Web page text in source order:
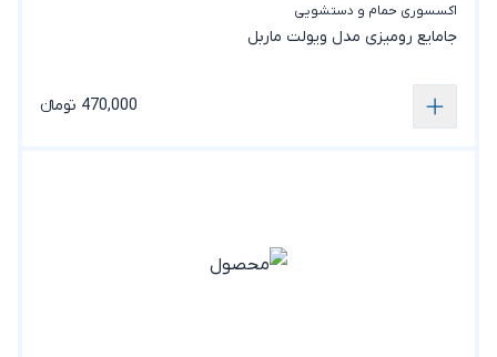
اکسسوری حمام و دستشویی
جامایع رومیزی مدل ویولت ماربل
470,000 تومانء